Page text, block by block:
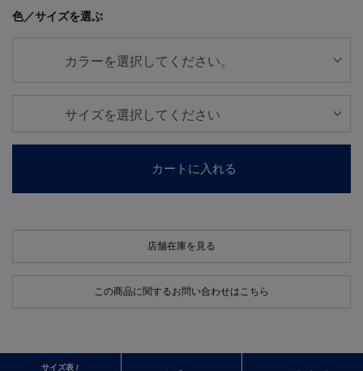
色／サイズを選ぶ
カートに入れる
店舗在庫を見る
この商品に関するお問い合わせはこちら
サイズ表 /